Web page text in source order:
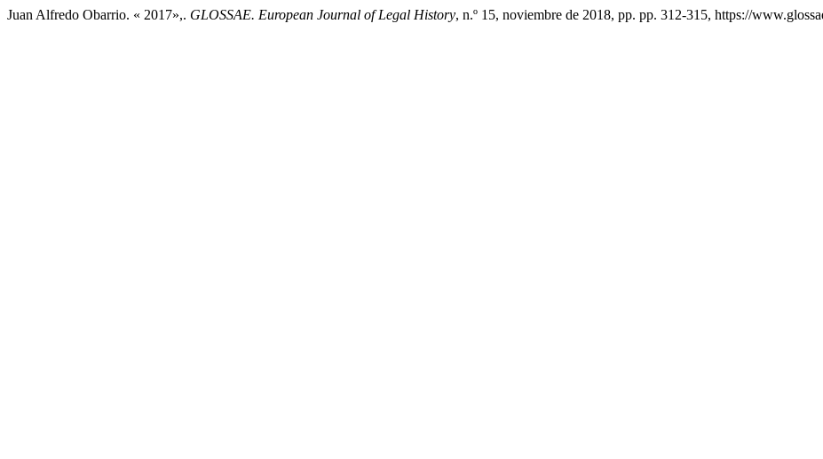
Juan Alfredo Obarrio. « 2017»,. GLOSSAE. European Journal of Legal History, n.º 15, noviembre de 2018, pp. pp. 312-315, https://